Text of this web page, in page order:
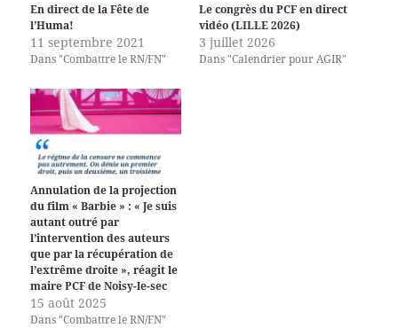
En direct de la Fête de
l’Huma!
11 septembre 2021
Dans "Combattre le RN/FN"
Le congrès du PCF en direct
vidéo (LILLE 2026)
3 juillet 2026
Dans "Calendrier pour AGIR"
Annulation de la projection
du film « Barbie » : « Je suis
autant outré par
l’intervention des auteurs
que par la récupération de
l’extrême droite », réagit le
maire PCF de Noisy-le-sec
15 août 2025
Dans "Combattre le RN/FN"